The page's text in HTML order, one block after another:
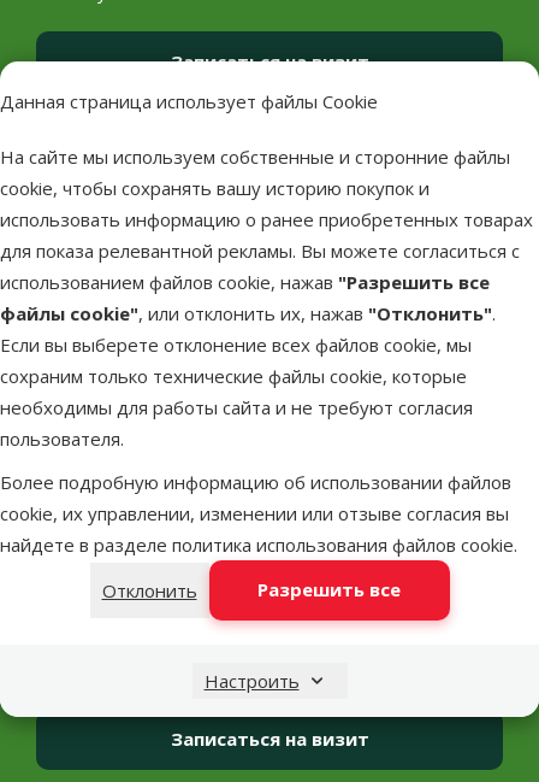
Данная страница использует файлы Cookie
На сайте мы используем собственные и сторонние файлы
cookie, чтобы сохранять вашу историю покупок и
использовать информацию о ранее приобретенных товарах
для показа релевантной рекламы. Вы можете согласиться с
использованием файлов cookie, нажав "Разрешить все
файлы cookie", или отклонить их, нажав "Отклонить".
Если вы выберете отклонение всех файлов cookie, мы
сохраним только технические файлы cookie, которые
необходимы для работы сайта и не требуют согласия
пользователя.
Более подробную информацию об использовании файлов
cookie, их управлении, изменении или отзыве согласия вы
найдете в разделе политика использования файлов cookie.
Отклонить
Разрешить все
Настроить
Записаться на визит
Ветеринарные
клиники Dino Zoo
Ветеринарные клиники Dino Zoo в Риге предлагают
Записаться на визит